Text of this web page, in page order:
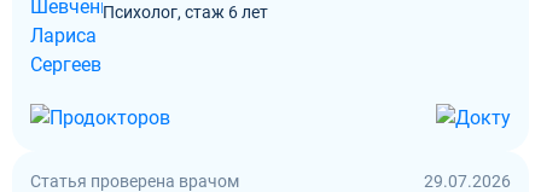
Психолог, стаж 6 лет
Статья проверена врачом 29.07.2026